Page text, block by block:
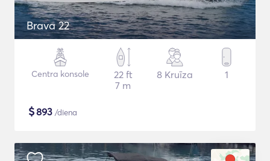
Brava 22
Centra konsole
22 ft
7 m
8 Kruīza 1
$893 /diena